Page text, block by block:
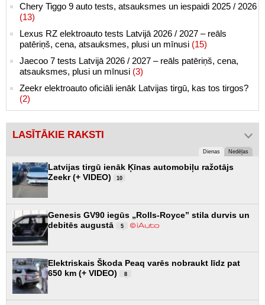
Chery Tiggo 9 auto tests, atsauksmes un iespaidi 2025 / 2026
(13)
Lexus RZ elektroauto tests Latvijā 2026 / 2027 – reāls
patēriņš, cena, atsauksmes, plusi un mīnusi (15)
Jaecoo 7 tests Latvijā 2026 / 2027 – reāls patēriņš, cena,
atsauksmes, plusi un mīnusi (3)
Zeekr elektroauto oficiāli ienāk Latvijas tirgū, kas tos tirgos?
(2)
LASĪTĀKIE RAKSTI
Dienas Nedēļas
Latvijas tirgū ienāk Ķīnas automobiļu ražotājs
Zeekr (+ VIDEO)
10
Genesis GV90 iegūs „Rolls-Royce” stila durvis un
debitēs augustā
5
Elektriskais Škoda Peaq varēs nobraukt līdz pat
650 km (+ VIDEO)
8